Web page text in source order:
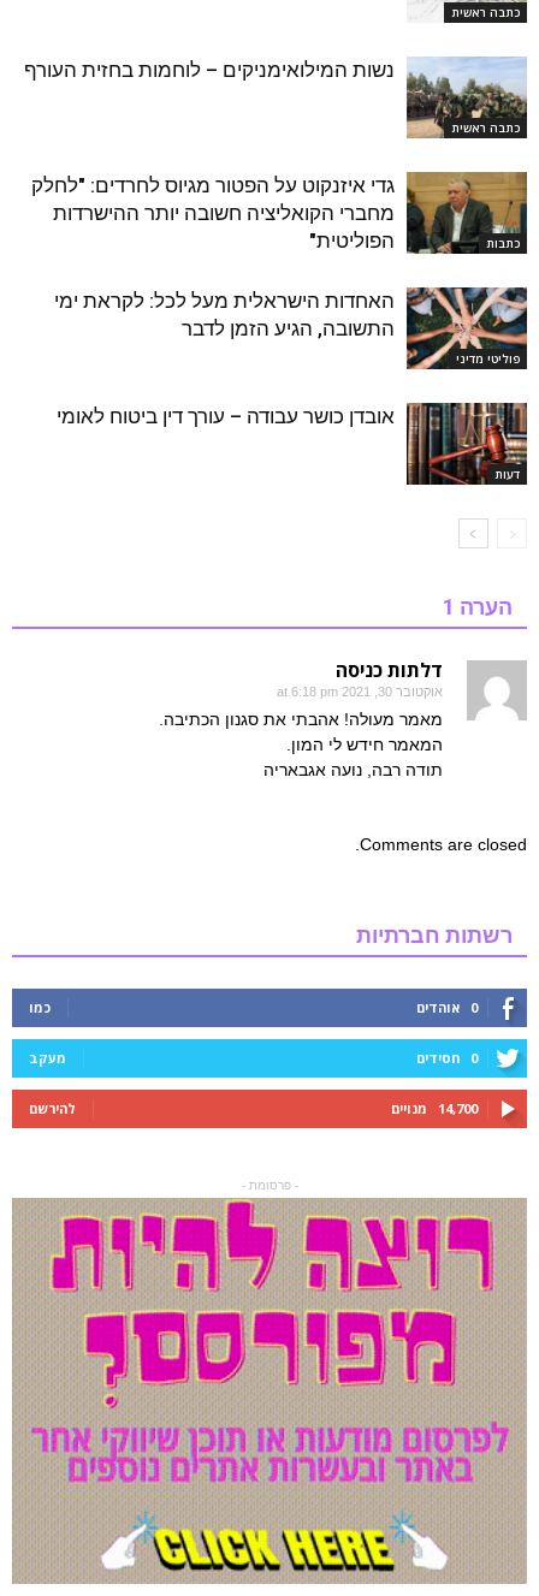
כתבה ראשית
כתבה ראשית
נשות המילואימניקים – לוחמות בחזית העורף
כתבות
גדי איזנקוט על הפטור מגיוס לחרדים: "לחלק
מחברי הקואליציה חשובה יותר ההישרדות
הפוליטית"
פוליטי מדיני
האחדות הישראלית מעל לכל: לקראת ימי
התשובה, הגיע הזמן לדבר
דעות
אובדן כושר עבודה – עורך דין ביטוח לאומי
הערה 1
דלתות כניסה
אוקטובר 30, 2021 at 6:18 pm
מאמר מעולה! אהבתי את סגנון הכתיבה.
המאמר חידש לי המון.
תודה רבה, נועה אגבאריה
Comments are closed.
רשתות חברתיות
0 אוהדים כמו
0 חסידים מעקב
14,700 מנויים להירשם
- פרסומת -